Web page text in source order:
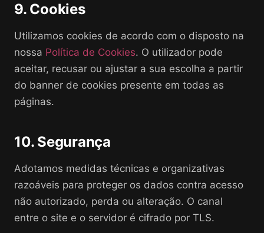
9. Cookies
Utilizamos cookies de acordo com o disposto na
nossa Política de Cookies. O utilizador pode
aceitar, recusar ou ajustar a sua escolha a partir
do banner de cookies presente em todas as
páginas.
10. Segurança
Adotamos medidas técnicas e organizativas
razoáveis para proteger os dados contra acesso
não autorizado, perda ou alteração. O canal
entre o site e o servidor é cifrado por TLS.